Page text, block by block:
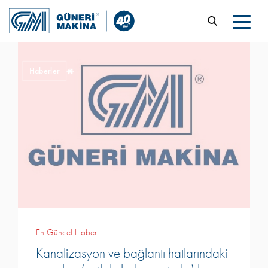
Haberler
En Güncel Haber
Kanalizasyon ve bağlantı hatlarındaki